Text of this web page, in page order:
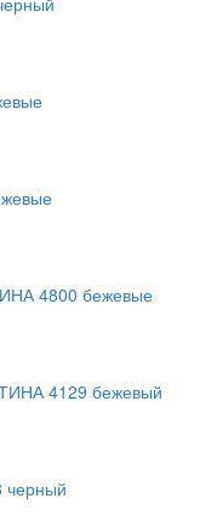
4800 бежевые
4129 бежевый
черный